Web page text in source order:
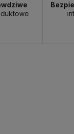
w: 24 godziny